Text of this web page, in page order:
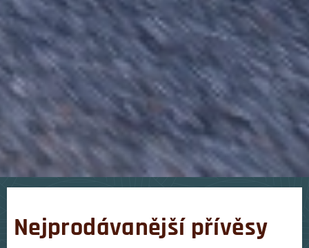
Nejprodávanější přívěsy